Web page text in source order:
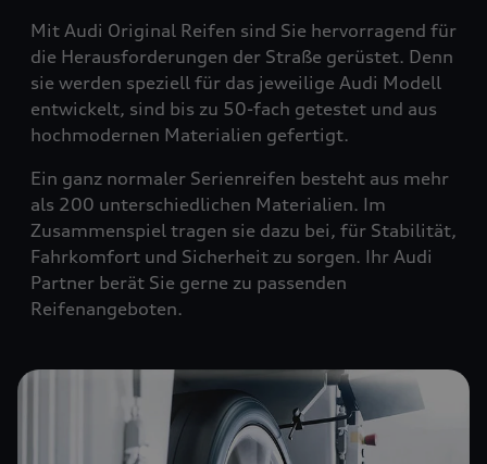
Mit Audi Original Reifen sind Sie hervorragend für
die Herausforderungen der Straße gerüstet. Denn
sie werden speziell für das jeweilige Audi Modell
entwickelt, sind bis zu 50-fach getestet und aus
hochmodernen Materialien gefertigt.
Ein ganz normaler Serienreifen besteht aus mehr
als 200 unterschiedlichen Materialien. Im
Zusammenspiel tragen sie dazu bei, für Stabilität,
Fahrkomfort und Sicherheit zu sorgen. Ihr Audi
Partner berät Sie gerne zu passenden
Reifenangeboten.